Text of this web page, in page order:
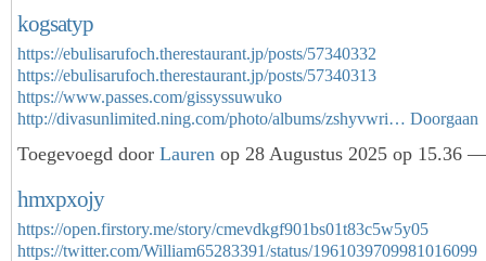
kogsatyp
https://ebulisarufoch.therestaurant.jp/posts/57340332
https://ebulisarufoch.therestaurant.jp/posts/57340313
https://www.passes.com/gissyssuwuko
http://divasunlimited.ning.com/photo/albums/zshyvwri… Doorgaan
Toegevoegd door Lauren op 28 Augustus 2025 op 15.36
hmxpxojy
https://open.firstory.me/story/cmevdkgf901bs01t83c5w5y05
https://twitter.com/William65283391/status/1961039709981016099